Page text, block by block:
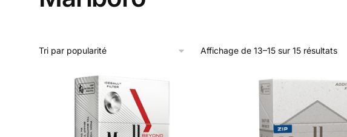
Affichage de 13–15 sur 15 résultatsTrié